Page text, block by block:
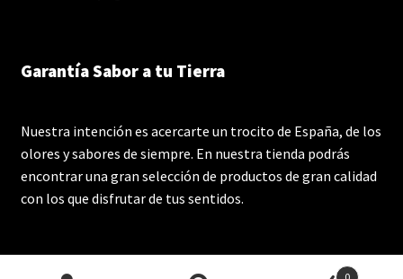
Garantía Sabor a tu Tierra
Nuestra intención es acercarte un trocito de España, de los
olores y sabores de siempre. En nuestra tienda podrás
encontrar una gran selección de productos de gran calidad
con los que disfrutar de tus sentidos.